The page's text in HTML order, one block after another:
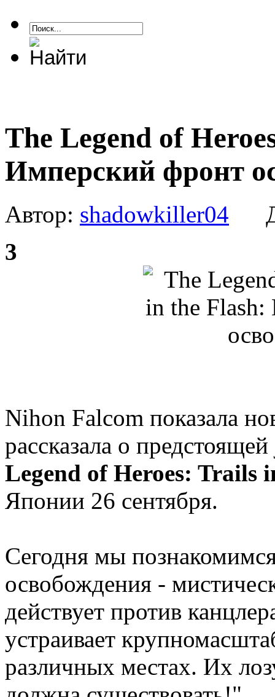
The Legend of
Имперский фронт
Автор: shadowkiller04
3
Nihon Falcom показала
рассказала о
Legend of Heroes: Trails
Японии 26 сентября.
Сегодня мы
освобождения -
действует против
устраивает
различных местах. Их